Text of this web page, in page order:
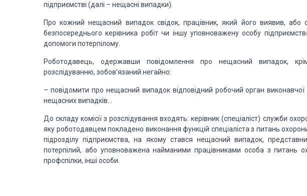
підприємстві (далі – нещасні випадки).
Про кожний нещасний випадок свідок, працівник, який його виявив, або
безпосереднього керівника робіт чи іншу уповноважену особу
допомоги потерпілому.
Роботодавець, одержавши повідомлення про нещасний випадок,
розслідуванню, зобов’язаний негайно:
– повідомити про нещасний випадок відповідний робочий орган виконавчої
нещасних випадків…
До складу комісії з розслідування входять: керівник (спеціаліст) служби
яку роботодавцем покладено виконання функцій спеціаліста з питань охорони
підрозділу підприємства, на якому стався нещасний випадок,
потерпілий, або уповноважена найманими працівниками особа з питань
профспілки, інші особи.